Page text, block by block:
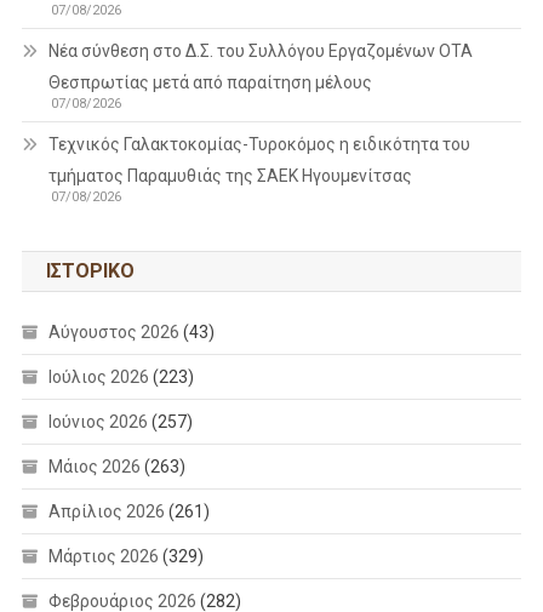
07/08/2026
Νέα σύνθεση στο Δ.Σ. του Συλλόγου Εργαζομένων ΟΤΑ
Θεσπρωτίας μετά από παραίτηση μέλους
07/08/2026
Τεχνικός Γαλακτοκομίας-Τυροκόμος η ειδικότητα του
τμήματος Παραμυθιάς της ΣΑΕΚ Ηγουμενίτσας
07/08/2026
ΙΣΤΟΡΙΚΌ
Αύγουστος 2026 (43)
Ιούλιος 2026 (223)
Ιούνιος 2026 (257)
Μάιος 2026 (263)
Απρίλιος 2026 (261)
Μάρτιος 2026 (329)
Φεβρουάριος 2026 (282)